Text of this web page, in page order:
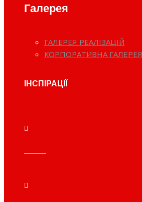
Галерея
ГАЛЕРЕЯ РЕАЛІЗАЦІЙ
КОРПОРАТИВНА ГАЛЕРЕЯ
ІНСПІРАЦІЇ